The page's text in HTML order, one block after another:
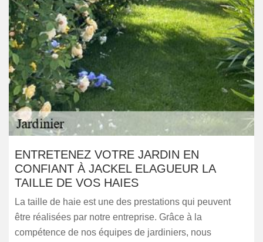
ENTRETENEZ VOTRE JARDIN EN
CONFIANT À JACKEL ELAGUEUR LA
TAILLE DE VOS HAIES
La taille de haie est une des prestations qui peuvent
être réalisées par notre entreprise. Grâce à la
compétence de nos équipes de jardiniers, nous